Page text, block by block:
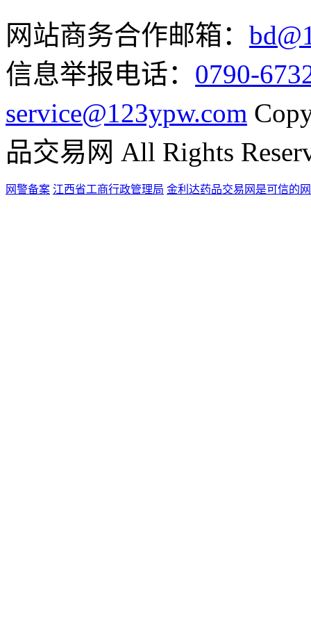
网站商务合作邮箱：
信息举报电话： 0790-
service@123ypw.com
品交易网 All Rights
网警备案 江西省工商行政管理局 金利达药品交易网是可信的